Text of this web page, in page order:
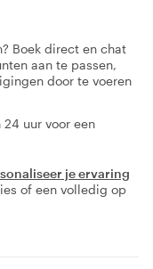
Boek direct en chat
aan te passen,
door te voeren
24 uur voor een
je ervaring
of een volledig op